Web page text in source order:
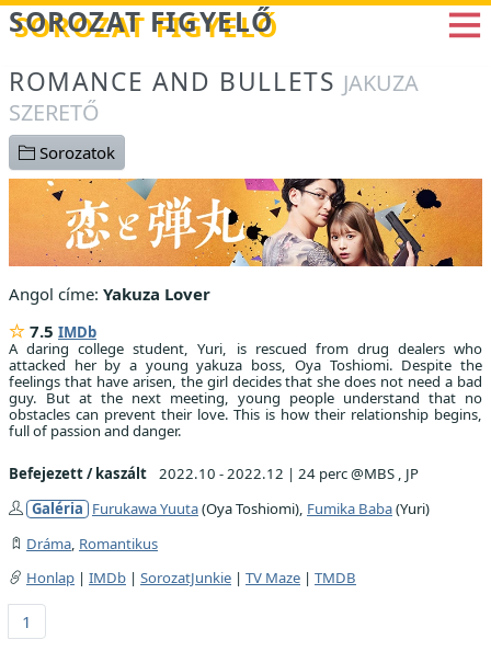
Betöltés...
SOROZAT FIGYELŐ
ROMANCE AND BULLETS JAKUZA
SZERETŐ
Sorozatok
Angol címe: Yakuza Lover
7.5 IMDb
A daring college student, Yuri, is rescued from drug dealers who
attacked her by a young yakuza boss, Oya Toshiomi. Despite the
feelings that have arisen, the girl decides that she does not need a bad
guy. But at the next meeting, young people understand that no
obstacles can prevent their love. This is how their relationship begins,
full of passion and danger.
Befejezett / kaszált 2022.10 - 2022.12 | 24 perc @MBS , JP
Galéria Furukawa Yuuta(Oya Toshiomi), Fumika Baba(Yuri)
Dráma, Romantikus
Honlap | IMDb | SorozatJunkie | TV Maze | TMDB
1